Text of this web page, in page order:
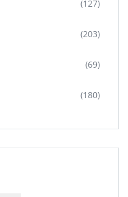
(127)
(203)
(69)
(180)